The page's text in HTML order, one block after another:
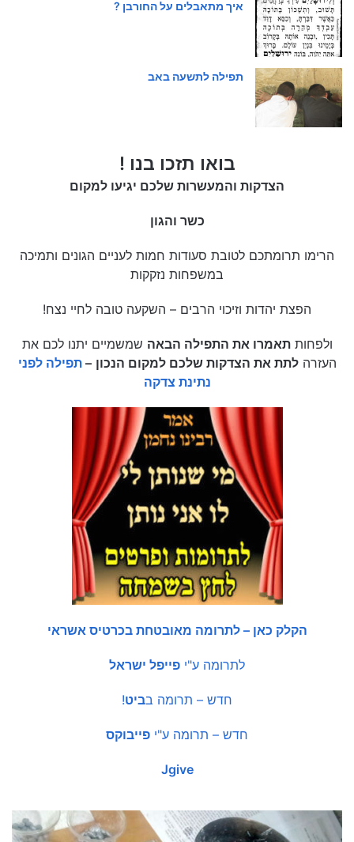
איך מתאבלים על החורבן ?
תפילה לתשעה באב
בואו תזכו בנו !
הצדקות והמעשרות שלכם יגיעו למקום
כשר והגון
הרימו תרומתכם לטובת סעודות חמות לעניים הגונים ותמיכה
במשפחות נזקקות
הפצת יהדות וזיכוי הרבים – השקעה טובה לחיי נצח!
ולפחותתאמרו את התפילה הבאה שמשמיים יתנו לכם את
העזרהלתת את הצדקות שלכם למקום הנכון –תפילה לפני
נתינת צדקה
הקלק כאן – לתרומה מאובטחת בכרטיס אשראי
לתרומה ע"י פייפל ישראל
חדש – תרומה בביט!
חדש – תרומה ע"י פייבוקס
Jgive